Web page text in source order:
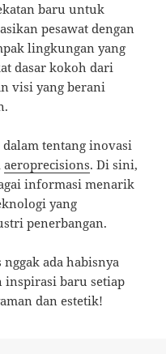
baru untuk
pesawat dengan
lingkungan yang
dasar kokoh dari
visi yang berani
tentang inovasi
aeroprecisions. Di sini,
informasi menarik
yang
penerbangan.
ada habisnya
inspirasi baru setiap
dan estetik!